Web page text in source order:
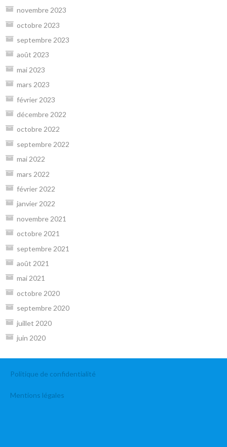
novembre 2023
octobre 2023
septembre 2023
août 2023
mai 2023
mars 2023
février 2023
décembre 2022
octobre 2022
septembre 2022
mai 2022
mars 2022
février 2022
janvier 2022
novembre 2021
octobre 2021
septembre 2021
août 2021
mai 2021
octobre 2020
septembre 2020
juillet 2020
juin 2020
Politique de confidentialité
Mentions légales